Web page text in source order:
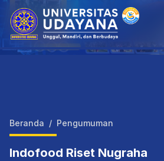
Beranda / Pengumuman
Indofood Riset Nugraha